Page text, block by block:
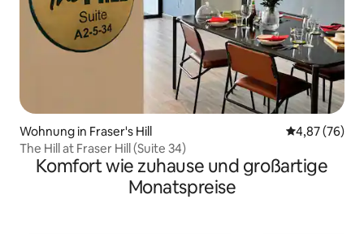
Wohnung in Fraser's Hill
4,87 (76)
The Hill at Fraser Hill (Suite 34)
Komfort wie zuhause und großartige
Monatspreise